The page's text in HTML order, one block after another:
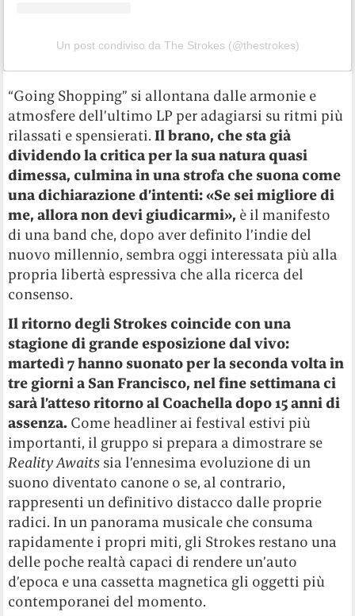
Un post condiviso da The Strokes (@thestrokes)
“Going Shopping” si allontana dalle armonie e
atmosfere dell’ultimo LP per adagiarsi su ritmi più
rilassati e spensierati. Il brano, che sta già
dividendo la critica per la sua natura quasi
dimessa, culmina in una strofa che suona come
una dichiarazione d’intenti: «Se sei migliore di
me, allora non devi giudicarmi», è il manifesto
di una band che, dopo aver definito l’indie del
nuovo millennio, sembra oggi interessata più alla
propria libertà espressiva che alla ricerca del
consenso.
Il ritorno degli Strokes coincide con una
stagione di grande esposizione dal vivo:
martedì 7 hanno suonato per la seconda volta in
tre giorni a San Francisco, nel fine settimana ci
sarà l’atteso ritorno al Coachella dopo 15 anni di
assenza. Come headliner ai festival estivi più
importanti, il gruppo si prepara a dimostrare se
Reality Awaits sia l’ennesima evoluzione di un
suono diventato canone o se, al contrario,
rappresenti un definitivo distacco dalle proprie
radici. In un panorama musicale che consuma
rapidamente i propri miti, gli Strokes restano una
delle poche realtà capaci di rendere un’auto
d’epoca e una cassetta magnetica gli oggetti più
contemporanei del momento.